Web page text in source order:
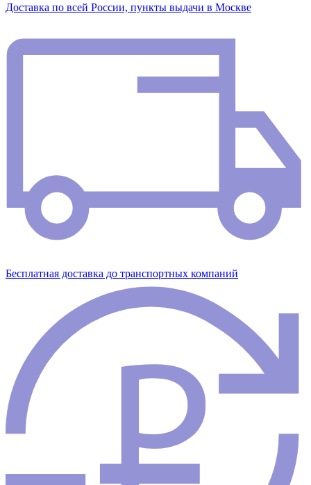
Доставка по всей России, пункты выдачи в Москве
Бесплатная доставка до транспортных компаний